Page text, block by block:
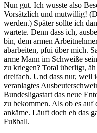
Nun gut. Ich wusste also
Vorsätzlich und mutwillig!
werden.) Später sollte ich
wartete. Denn dass ich,
bin, dem armen
abarbeiten, pfui über mich.
arme Mann im Schweiße
zu kriegen? Total überligt,
dreifach. Und dass nur, weil
veranlagtes
Bundesligastart das neue
zu bekommen. Als ob es auf
ankäme. Läuft doch eh das
Fußball.